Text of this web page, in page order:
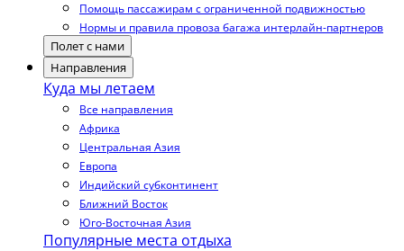
Помощь пассажирам с ограниченной подвижностью
Нормы и правила провоза багажа интерлайн-партнеров
Полет с нами
Направления
Куда мы летаем
Все направления
Африка
Центральная Азия
Европа
Индийский субконтинент
Ближний Восток
Юго-Восточная Азия
Популярные места отдыха